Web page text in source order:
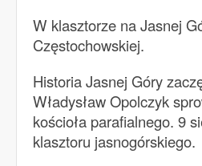
W klasztorze na Jasnej
Częstochowskiej.
Historia Jasnej Góry
Władysław Opolczyk
kościoła parafialnego. 9
klasztoru jasnogórskiego.